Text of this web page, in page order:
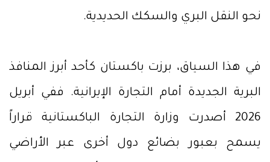
نحو النقل البري والسكك الحديدية.
في هذا السياق، برزت باكستان كأحد أبرز المنافذ
البرية الجديدة أمام التجارة الإيرانية. ففي أبريل
2026 أصدرت وزارة التجارة الباكستانية قراراً
يسمح بعبور بضائع دول أخرى عبر الأراضي